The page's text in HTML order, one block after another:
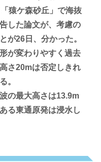
猿ケ森砂丘」で海抜
した論文が、考慮の
が26日、分かった。
が変わりやすく過去
さ20mは否定しきれ
。
の最大高さは13.9m
る東通原発は浸水し